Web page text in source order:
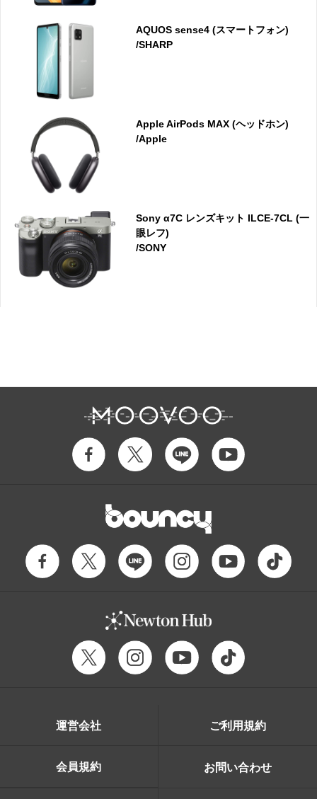
AQUOS sense4 (スマートフォン)
/SHARP
Apple AirPods MAX (ヘッドホン)
/Apple
Sony α7C レンズキット ILCE-7CL (一
眼レフ)
/SONY
運営会社 ご利用規約
会員規約 お問い合わせ